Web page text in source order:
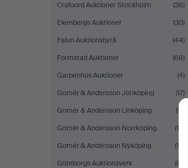
Crafoord Auktioner Stockholm
(36)
Ekenbergs Auktioner
(30)
Falun Auktionsbyrå
(44)
Formstad Auktioner
(68)
Garpenhus Auktioner
(4)
Gomér & Andersson Jönköping
(17)
Gomér & Andersson Linköping
(17)
Gomér & Andersson Norrköping
(10)
Gomér & Andersson Nyköping
(16)
Göteborgs Auktionsverk
(81)